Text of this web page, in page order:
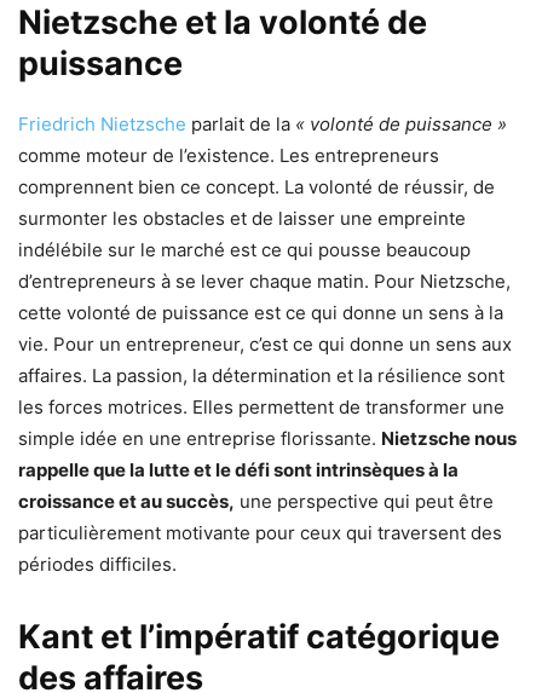
Nietzsche et la volonté de
puissance
Friedrich Nietzsche parlait de la « volonté de puissance »
comme moteur de l’existence. Les entrepreneurs
comprennent bien ce concept. La volonté de réussir, de
surmonter les obstacles et de laisser une empreinte
indélébile sur le marché est ce qui pousse beaucoup
d’entrepreneurs à se lever chaque matin. Pour Nietzsche,
cette volonté de puissance est ce qui donne un sens à la
vie. Pour un entrepreneur, c’est ce qui donne un sens aux
affaires. La passion, la détermination et la résilience sont
les forces motrices. Elles permettent de transformer une
simple idée en une entreprise florissante. Nietzsche nous
rappelle que la lutte et le défi sont intrinsèques à la
croissance et au succès, une perspective qui peut être
particulièrement motivante pour ceux qui traversent des
périodes difficiles.
Kant et l’impératif catégorique
des affaires